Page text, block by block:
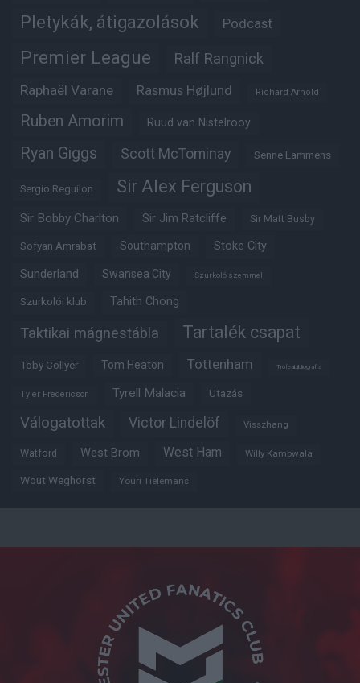
Pletykák, átigazolások Podcast
Premier League Ralf Rangnick
Raphaël Varane Rasmus Højlund Richard Arnold
Ruben Amorim Ruud van Nistelrooy
Ryan Giggs Scott McTominay Senne Lammens
Sergio Reguilon Sir Alex Ferguson
Sir Bobby Charlton Sir Jim Ratcliffe Sir Matt Busby
Sofyan Amrabat Southampton Stoke City
Sunderland Swansea City Szurkoló szemmel
Szurkolói klub Tahith Chong
Taktikai mágnestábla Tartalék csapat
Toby Collyer Tom Heaton Tottenham Trófeabibliográfia
Tyler Fredericson Tyrell Malacia Utazás
Válogatottak Victor Lindelöf Visszhang
Watford West Brom West Ham Willy Kambwala
Wout Weghorst Youri Tielemans